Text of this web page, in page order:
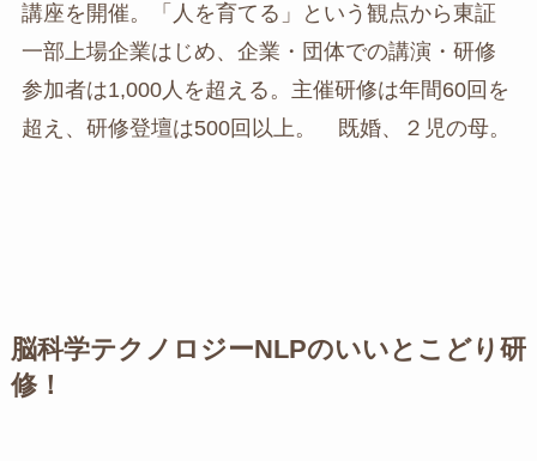
講座を開催。「人を育てる」という観点から東証
一部上場企業はじめ、企業・団体での講演・研修
参加者は1,000人を超える。主催研修は年間60回を
超え、研修登壇は500回以上。 既婚、２児の母。
脳科学テクノロジーNLPのいいとこどり研
修！